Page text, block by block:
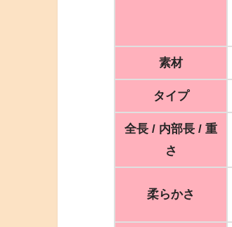
素材
タイプ
全長 / 内部長 / 重
さ
柔らかさ